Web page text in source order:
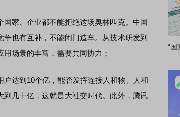
家、企业都不能拒绝这场奥林匹克。中国
也有互补，不能闭门造车。从技术研发到
场景的丰富，需要共同协力；
达到10个亿，能否发挥连接人和物、人和
几十亿，这就是大社交时代。此外，腾讯
“国